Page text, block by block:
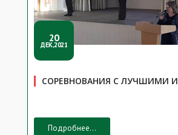
20
ДЕК,2021
СОРЕВНОВАНИЯ С ЛУЧШИМИ
Подробнее...